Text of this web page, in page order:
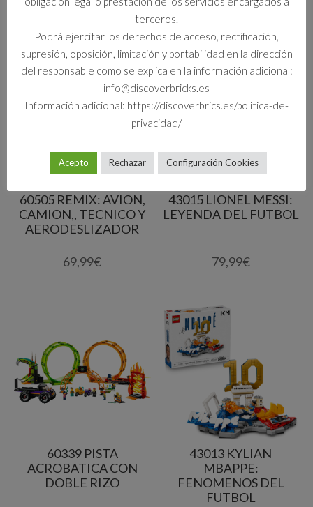
Productos relacionados
60505 REMIX: AVION,
CAMION,, TECNICO Y
AERODESLIZADOR
69,99€
43015 LIONEL MESSI:
LEYENDA DEL FUTBOL
79,99€
60339 PISTA
ACROBATICA CON
DOBLE RIZO
43013 KYLIAN
MBAPPE:
FENOMENOS DEL
FUTBOL
terceros.
Podrá ejercitar los derechos de acceso, rectificación,
supresión, oposición, limitación y portabilidad en la dirección
del responsable como se explica en la información adicional:
info@discoverbricks.es
Información adicional: https://discoverbrics.es/politica-de-
privacidad/
Acepto Rechazar Configuración Cookies